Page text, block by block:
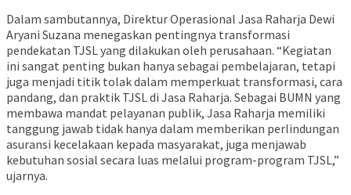
Dalam sambutannya, Direktur Operasional Jasa Raharja Dewi
Aryani Suzana menegaskan pentingnya transformasi
pendekatan TJSL yang dilakukan oleh perusahaan. “Kegiatan
ini sangat penting bukan hanya sebagai pembelajaran, tetapi
juga menjadi titik tolak dalam memperkuat transformasi, cara
pandang, dan praktik TJSL di Jasa Raharja. Sebagai BUMN yang
membawa mandat pelayanan publik, Jasa Raharja memiliki
tanggung jawab tidak hanya dalam memberikan perlindungan
asuransi kecelakaan kepada masyarakat, juga menjawab
kebutuhan sosial secara luas melalui program-program TJSL,”
ujarnya.